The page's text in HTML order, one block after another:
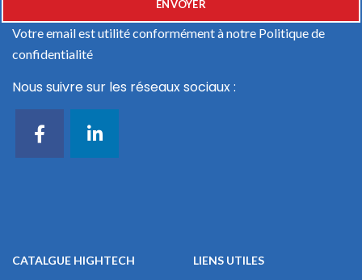
Votre email est utilité conformément à notre Politique de
confidentialité
Nous suivre sur les réseaux sociaux :
CATALGUE HIGHTECH
LIENS UTILES